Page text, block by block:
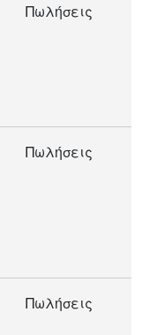
Πωλήσεις
Πωλήσεις
Πωλήσεις